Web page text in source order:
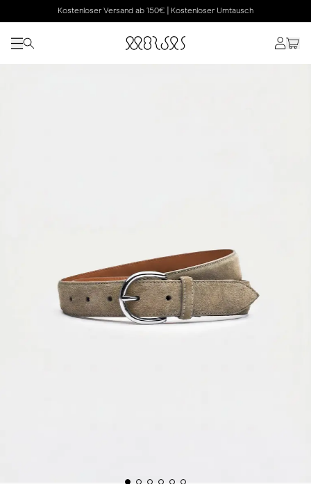
Kostenloser Versand ab 150€ | Kostenloser Umtausch